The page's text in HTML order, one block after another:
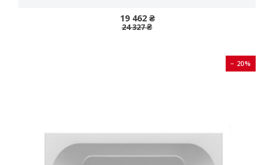
19 462 ₴
24 327 ₴
− 20%